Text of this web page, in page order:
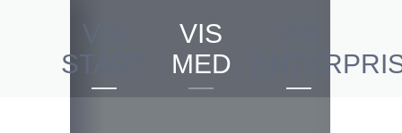
VIS
START
VIS
MED